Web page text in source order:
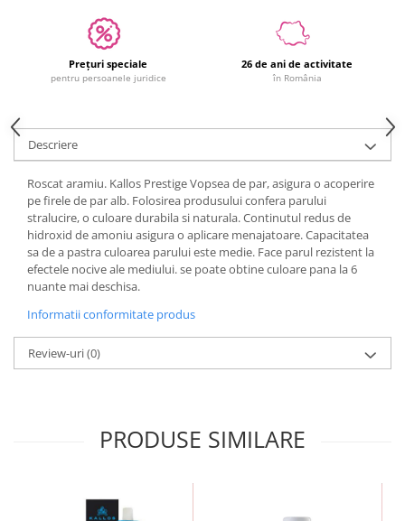
Prețuri speciale
pentru persoanele juridice
26 de ani de activitate
în România
Descriere
Roscat aramiu. Kallos Prestige Vopsea de par, asigura o acoperire
pe firele de par alb. Folosirea produsului confera parului
stralucire, o culoare durabila si naturala. Continutul redus de
hidroxid de amoniu asigura o aplicare menajatoare. Capacitatea
sa de a pastra culoarea parului este medie. Face parul rezistent la
efectele nocive ale mediului. se poate obtine culoare pana la 6
nuante mai deschisa.
Informatii conformitate produs
Review-uri(0)
PRODUSE SIMILARE